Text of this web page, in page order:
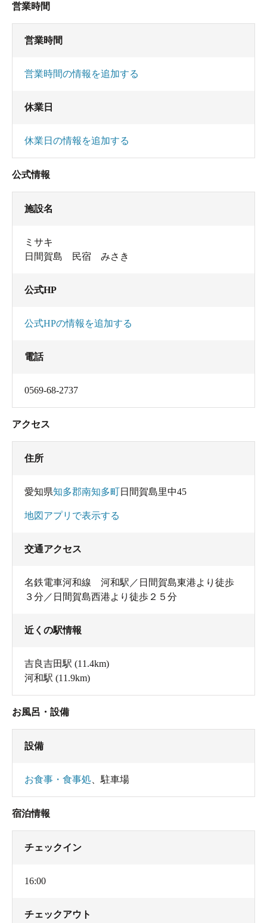
営業時間
営業時間
営業時間の情報を追加する
休業日
休業日の情報を追加する
公式情報
施設名
ミサキ
日間賀島 民宿 みさき
公式HP
公式HPの情報を追加する
電話
0569-68-2737
アクセス
住所
愛知県知多郡南知多町日間賀島里中45
地図アプリで表示する
交通アクセス
名鉄電車河和線 河和駅／日間賀島東港より徒歩
３分／日間賀島西港より徒歩２５分
近くの駅情報
吉良吉田駅 (11.4km)
河和駅 (11.9km)
お風呂・設備
設備
お食事・食事処 駐車場
宿泊情報
チェックイン
16:00
チェックアウト